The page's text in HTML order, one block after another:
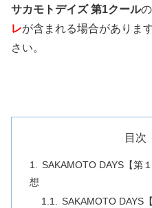
サカモトデイズ第1クール
レが含まれる場合がありま
さい。
目次
SAKAMOTO DAYS【第
想
SAKAMOTO DAYS